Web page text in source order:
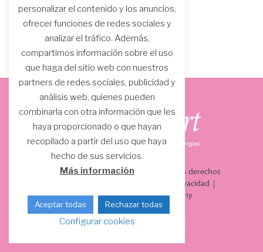
© 2021 COTTON HIGH TECH, S.L. Todos los derechos
Política de privacidad
Política de cookies|BaguésDisseny
personalizar el contenido y los anuncios,
ofrecer funciones de redes sociales y
analizar el tráfico. Además,
compartimos información sobre el uso
que haga del sitio web con nuestros
partners de redes sociales, publicidad y
análisis web, quienes pueden
combinarla con otra información que les
haya proporcionado o que hayan
recopilado a partir del uso que haya
hecho de sus servicios.
Más información
Aceptar todas Rechazar todas
Configurar cookies